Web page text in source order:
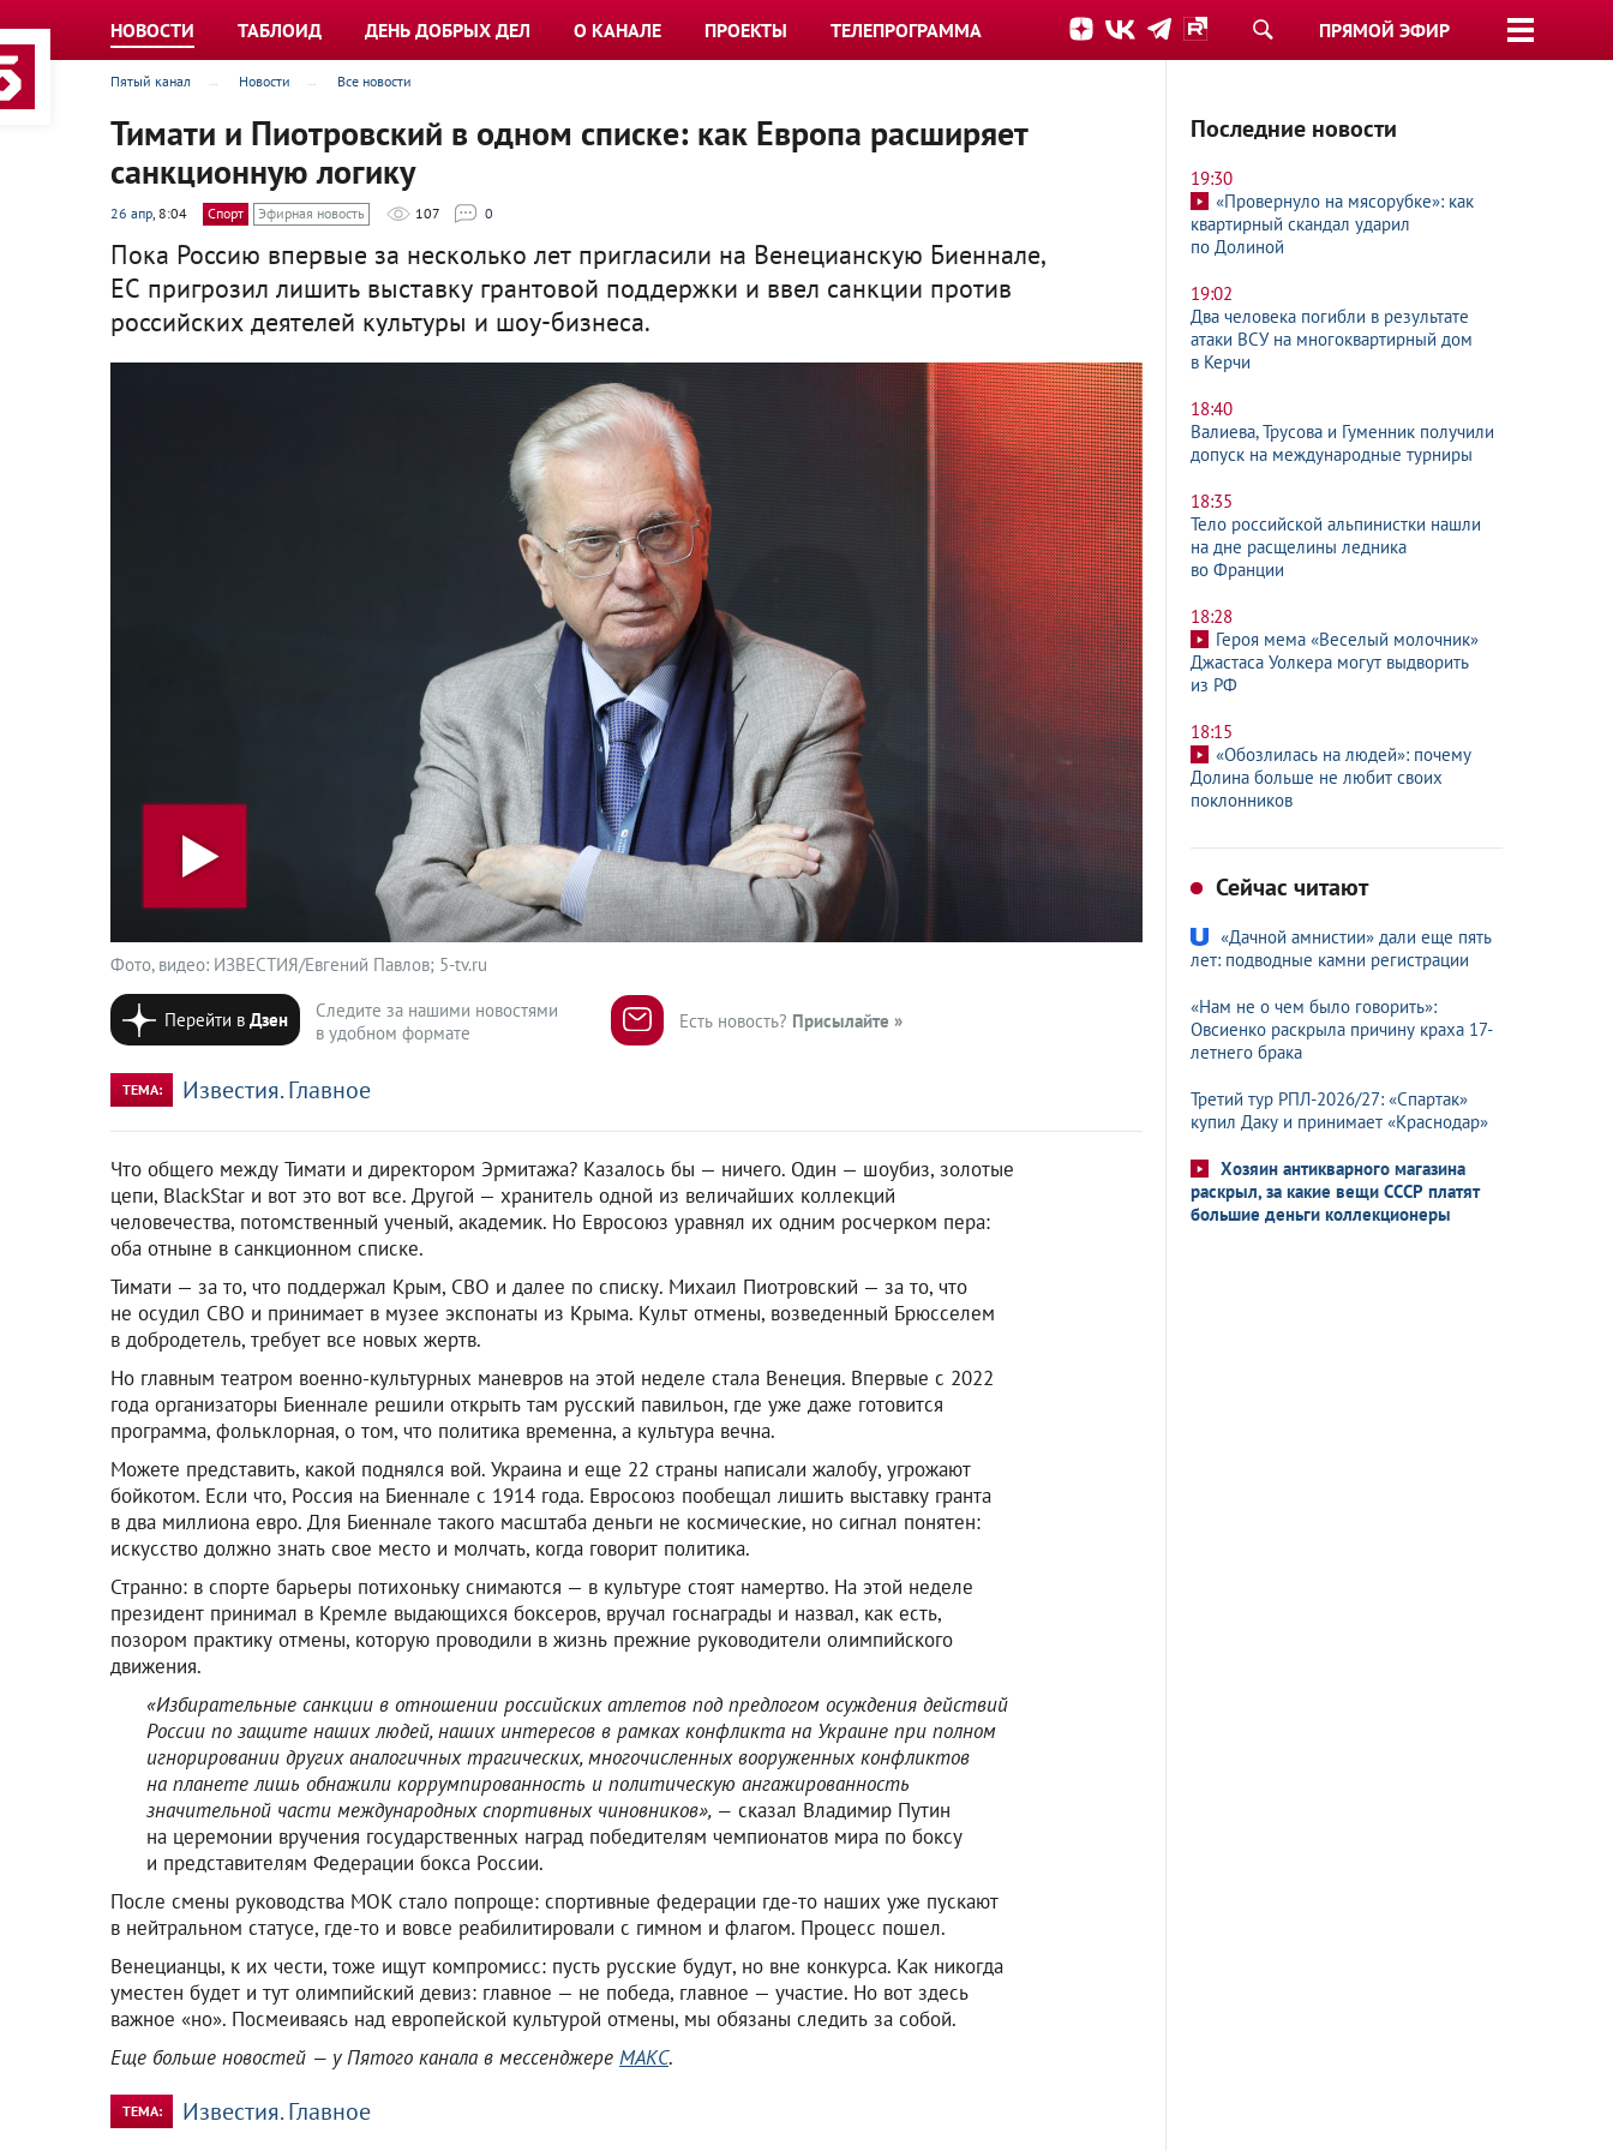
ПРЯМОЙ ЭФИР
НОВОСТИ ТАБЛОИД ДЕНЬ ДОБРЫХ ДЕЛ О КАНАЛЕ ПРОЕКТЫ ТЕЛЕПРОГРАММА
Пятый канал Новости Все новости
Тимати и Пиотровский в одном списке: как Европа расширяет
санкционную логику
26 апр, 8:04 Спорт Эфирная новость 107 0
Пока Россию впервые за несколько лет пригласили на Венецианскую Биеннале,
ЕС пригрозил лишить выставку грантовой поддержки и ввел санкции против
российских деятелей культуры и шоу-бизнеса.
Фото, видео: ИЗВЕСТИЯ/Евгений Павлов; 5-tv.ru
Перейти вДзен
Следите за нашими новостями
в удобном формате
Есть новость? Присылайте »
ТЕМА: Известия. Главное
Что общего между Тимати и директором Эрмитажа? Казалось бы — ничего. Один — шоубиз, золотые
цепи, BlackStar и вот это вот все. Другой — хранитель одной из величайших коллекций
человечества, потомственный ученый, академик. Но Евросоюз уравнял их одним росчерком пера:
оба отныне в санкционном списке.
Тимати — за то, что поддержал Крым, СВО и далее по списку. Михаил Пиотровский — за то, что
не осудил СВО и принимает в музее экспонаты из Крыма. Культ отмены, возведенный Брюсселем
в добродетель, требует все новых жертв.
Но главным театром военно-культурных маневров на этой неделе стала Венеция. Впервые с 2022
года организаторы Биеннале решили открыть там русский павильон, где уже даже готовится
программа, фольклорная, о том, что политика временна, а культура вечна.
Можете представить, какой поднялся вой. Украина и еще 22 страны написали жалобу, угрожают
бойкотом. Если что, Россия на Биеннале с 1914 года. Евросоюз пообещал лишить выставку гранта
в два миллиона евро. Для Биеннале такого масштаба деньги не космические, но сигнал понятен:
искусство должно знать свое место и молчать, когда говорит политика.
Странно: в спорте барьеры потихоньку снимаются — в культуре стоят намертво. На этой неделе
президент принимал в Кремле выдающихся боксеров, вручал госнаграды и назвал, как есть,
позором практику отмены, которую проводили в жизнь прежние руководители олимпийского
движения.
«Избирательные санкции в отношении российских атлетов под предлогом осуждения действий
России по защите наших людей, наших интересов в рамках конфликта на Украине при полном
игнорировании других аналогичных трагических, многочисленных вооруженных конфликтов
на планете лишь обнажили коррумпированность и политическую ангажированность
значительной части международных спортивных чиновников», — сказал Владимир Путин
на церемонии вручения государственных наград победителям чемпионатов мира по боксу
и представителям Федерации бокса России.
После смены руководства МОК стало попроще: спортивные федерации где-то наших уже пускают
в нейтральном статусе, где-то и вовсе реабилитировали с гимном и флагом. Процесс пошел.
Венецианцы, к их чести, тоже ищут компромисс: пусть русские будут, но вне конкурса. Как никогда
уместен будет и тут олимпийский девиз: главное — не победа, главное — участие. Но вот здесь
важное «но». Посмеиваясь над европейской культурой отмены, мы обязаны следить за собой.
Еще больше новостей — у Пятого канала в мессенджере МАКС.
ТЕМА: Известия. Главное
Последние новости
19:30
«Провернуло на мясорубке»: как
квартирный скандал ударил
по Долиной
19:02
Два человека погибли в результате
атаки ВСУ на многоквартирный дом
в Керчи
18:40
Валиева, Трусова и Гуменник получили
допуск на международные турниры
18:35
Тело российской альпинистки нашли
на дне расщелины ледника
во Франции
18:28
Героя мема «Веселый молочник»
Джастаса Уолкера могут выдворить
из РФ
18:15
«Обозлилась на людей»: почему
Долина больше не любит своих
поклонников
Сейчас читают
«Дачной амнистии» дали еще пять
лет: подводные камни регистрации
«Нам не о чем было говорить»:
Овсиенко раскрыла причину краха 17-
летнего брака
Третий тур РПЛ-2026/27: «Спартак»
купил Даку и принимает «Краснодар»
Хозяин антикварного магазина
раскрыл, за какие вещи СССР платят
большие деньги коллекционеры